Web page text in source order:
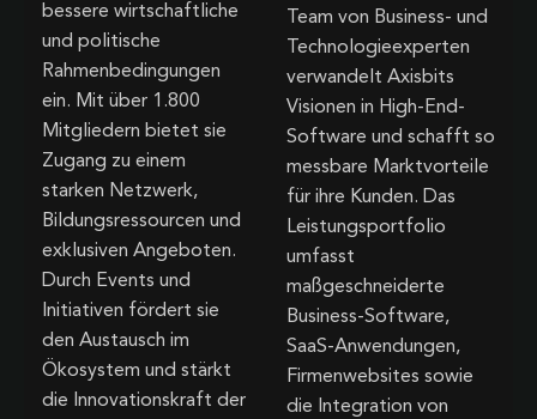
bessere wirtschaftliche
und politische
Rahmenbedingungen
ein. Mit über 1.800
Mitgliedern bietet sie
Zugang zu einem
starken Netzwerk,
Bildungsressourcen und
exklusiven Angeboten.
Durch Events und
Initiativen fördert sie
den Austausch im
Ökosystem und stärkt
die Innovationskraft der
Team von Business- und
Technologieexperten
verwandelt Axisbits
Visionen in High-End-
Software und schafft so
messbare Marktvorteile
für ihre Kunden. Das
Leistungsportfolio
umfasst
maßgeschneiderte
Business-Software,
SaaS-Anwendungen,
Firmenwebsites sowie
die Integration von